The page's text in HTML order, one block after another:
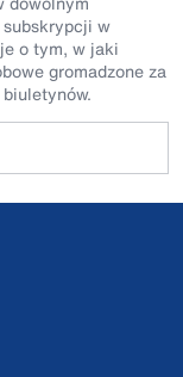
w
o tym, w jaki
gromadzone za